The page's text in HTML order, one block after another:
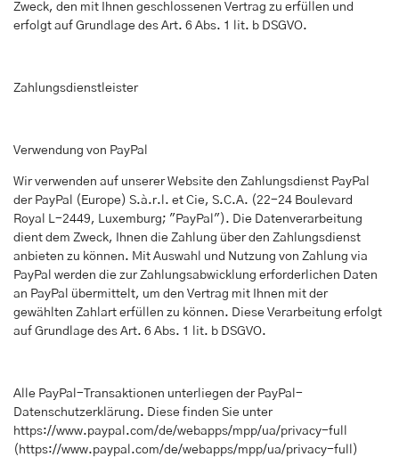
Zweck, den mit Ihnen geschlossenen Vertrag zu erfüllen und
erfolgt auf Grundlage des Art. 6 Abs. 1 lit. b DSGVO.
Zahlungsdienstleister
Verwendung von PayPal
Wir verwenden auf unserer Website den Zahlungsdienst PayPal
der PayPal (Europe) S.à.r.l. et Cie, S.C.A. (22-24 Boulevard
Royal L-2449, Luxemburg; "PayPal"). Die Datenverarbeitung
dient dem Zweck, Ihnen die Zahlung über den Zahlungsdienst
anbieten zu können. Mit Auswahl und Nutzung von Zahlung via
PayPal werden die zur Zahlungsabwicklung erforderlichen Daten
an PayPal übermittelt, um den Vertrag mit Ihnen mit der
gewählten Zahlart erfüllen zu können. Diese Verarbeitung erfolgt
auf Grundlage des Art. 6 Abs. 1 lit. b DSGVO.
Alle PayPal-Transaktionen unterliegen der PayPal-
Datenschutzerklärung. Diese finden Sie unter
https://www.paypal.com/de/webapps/mpp/ua/privacy-full
( https://www.paypal.com/de/webapps/mpp/ua/privacy-full )